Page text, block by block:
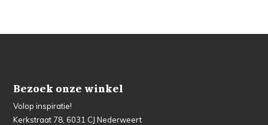
Bezoek onze winkel
Volop inspiratie!
Kerkstraat 78, 6031 CJ Nederweert